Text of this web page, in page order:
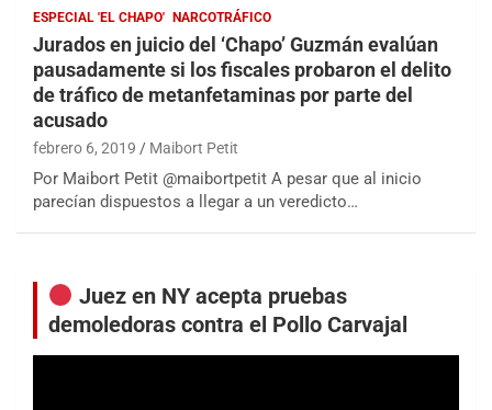
ESPECIAL 'EL CHAPO' NARCOTRÁFICO
Jurados en juicio del ‘Chapo’ Guzmán evalúan
pausadamente si los fiscales probaron el delito
de tráfico de metanfetaminas por parte del
acusado
febrero 6, 2019 Maibort Petit
Por Maibort Petit @maibortpetit A pesar que al inicio
parecían dispuestos a llegar a un veredicto…
Juez en NY acepta pruebas
demoledoras contra el Pollo Carvajal